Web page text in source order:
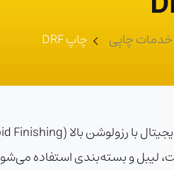
خدمات چاپی چاپ DRF